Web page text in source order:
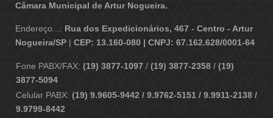
Câmara Municipal de Artur Nogueira.
Endereço...: Rua dos Expedicionários, 467 - Centro - Artur
Nogueira/SP | CEP: 13.160-080 | CNPJ: 67.162.628/0001-64
Fone PABX/FAX: (19) 3877-1097 / (19) 3877-2358 / (19)
3877-5094
Celular PABX: (19) 9.9605-9442 / 9.9762-5151 / 9.9911-2138 /
9.9799-8442